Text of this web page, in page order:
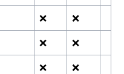
❌ ❌
❌ ❌
❌ ❌